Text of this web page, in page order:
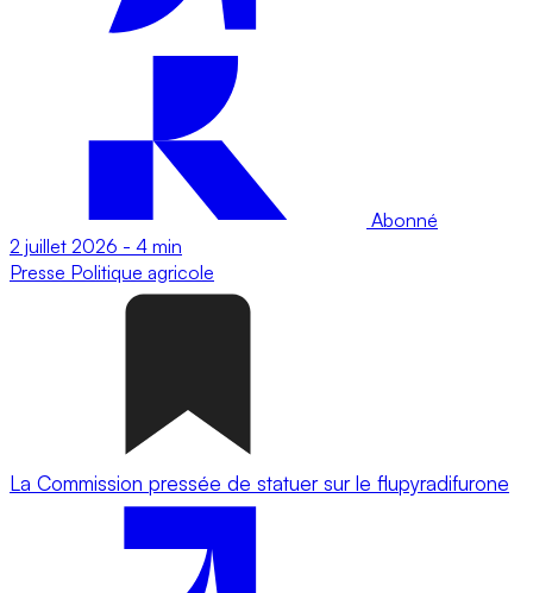
Abonné
2 juillet 2026 - 4 min
Presse Politique agricole
La Commission pressée de statuer sur le flupyradifurone